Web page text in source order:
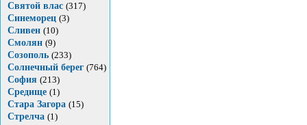
Святой влас (317)
Синеморец (3)
Сливен (10)
Смолян (9)
Созополь (233)
Солнечный берег (764)
София (213)
Средище (1)
Стара Загора (15)
Стрелча (1)